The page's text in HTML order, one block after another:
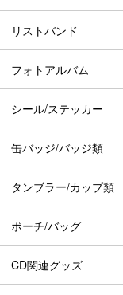
リストバンド
フォトアルバム
シール/ステッカー
缶バッジ/バッジ類
タンブラー/カップ類
ポーチ/バッグ
CD関連グッズ